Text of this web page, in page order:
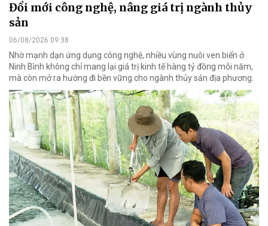
Đổi mới công nghệ, nâng giá trị ngành thủy
sản
06/08/2026 09:38
Nhờ mạnh dạn ứng dụng công nghệ, nhiều vùng nuôi ven biển ở
Ninh Bình không chỉ mang lại giá trị kinh tế hàng tỷ đồng mỗi năm,
mà còn mở ra hướng đi bền vững cho ngành thủy sản địa phương.